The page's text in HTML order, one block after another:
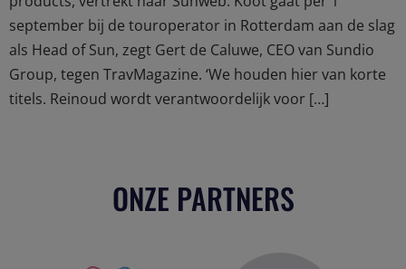
september bij de touroperator in Rotterdam aan de slag
als Head of Sun, zegt Gert de Caluwe, CEO van Sundio
Group, tegen TravMagazine. ‘We houden hier van korte
titels. Reinoud wordt verantwoordelijk voor […]
ONZE PARTNERS